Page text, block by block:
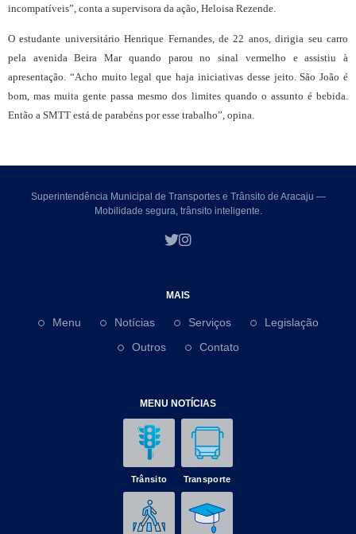
incompatíveis”, conta a supervisora da ação, Heloisa Rezende.
O estudante universitário Henrique Fernandes, de 22 anos, dirigia seu carro
pela avenida Beira Mar quando parou no sinal vermelho e assistiu à
apresentação. “Acho muito legal que haja iniciativas desse jeito. São João é
bom, mas muita gente passa mesmo dos limites quando o assunto é bebida.
Então a SMTT está de parabéns por esse trabalho”, opina.
Superintendência Municipal de Transportes e Trânsito de Aracaju —
Mobilidade segura, trânsito inteligente.
MAIS
Menu Notícias Serviços
Legislação
Outros
Contato
MENU NOTÍCIAS
Trânsito Transporte